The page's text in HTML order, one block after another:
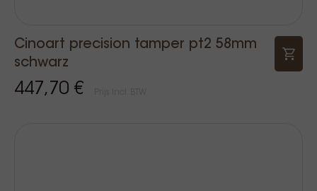
Cinoart precision tamper pt2 58mm
schwarz
447,70 €